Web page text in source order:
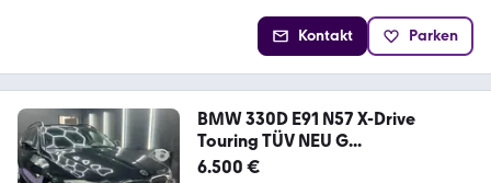
Kontakt Parken
BMW 330D E91 N57 X-Drive
Touring TÜV NEU G...
6.500 €